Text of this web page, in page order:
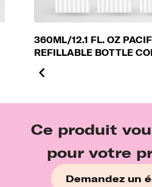
360ML/12.1 FL. OZ
REFILLABLE BOTTLE
Ce produit
pour votre
Demandez un